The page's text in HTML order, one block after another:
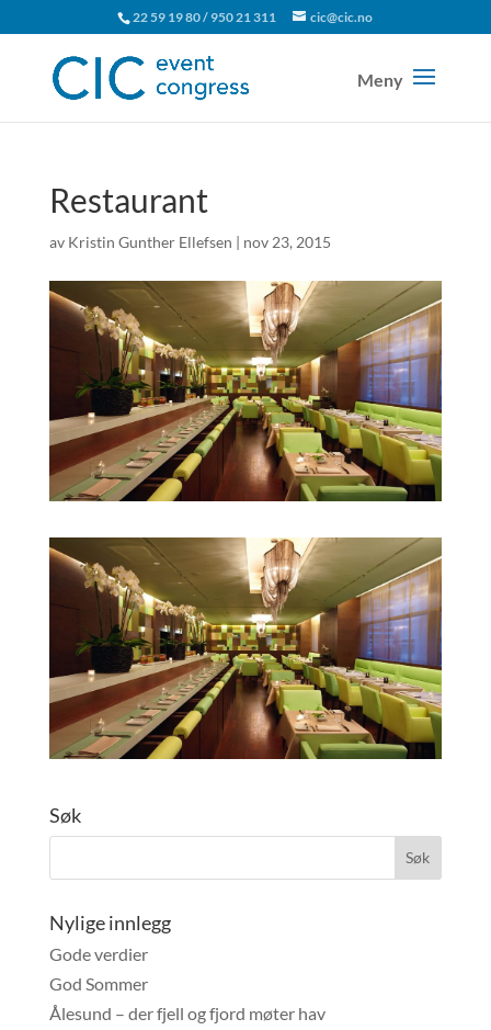
22 59 19 80 / 950 21 311 cic@cic.no
Restaurant
av Kristin Gunther Ellefsen | nov 23, 2015
Søk
Nylige innlegg
Gode verdier
God Sommer
Ålesund – der fjell og fjord møter hav